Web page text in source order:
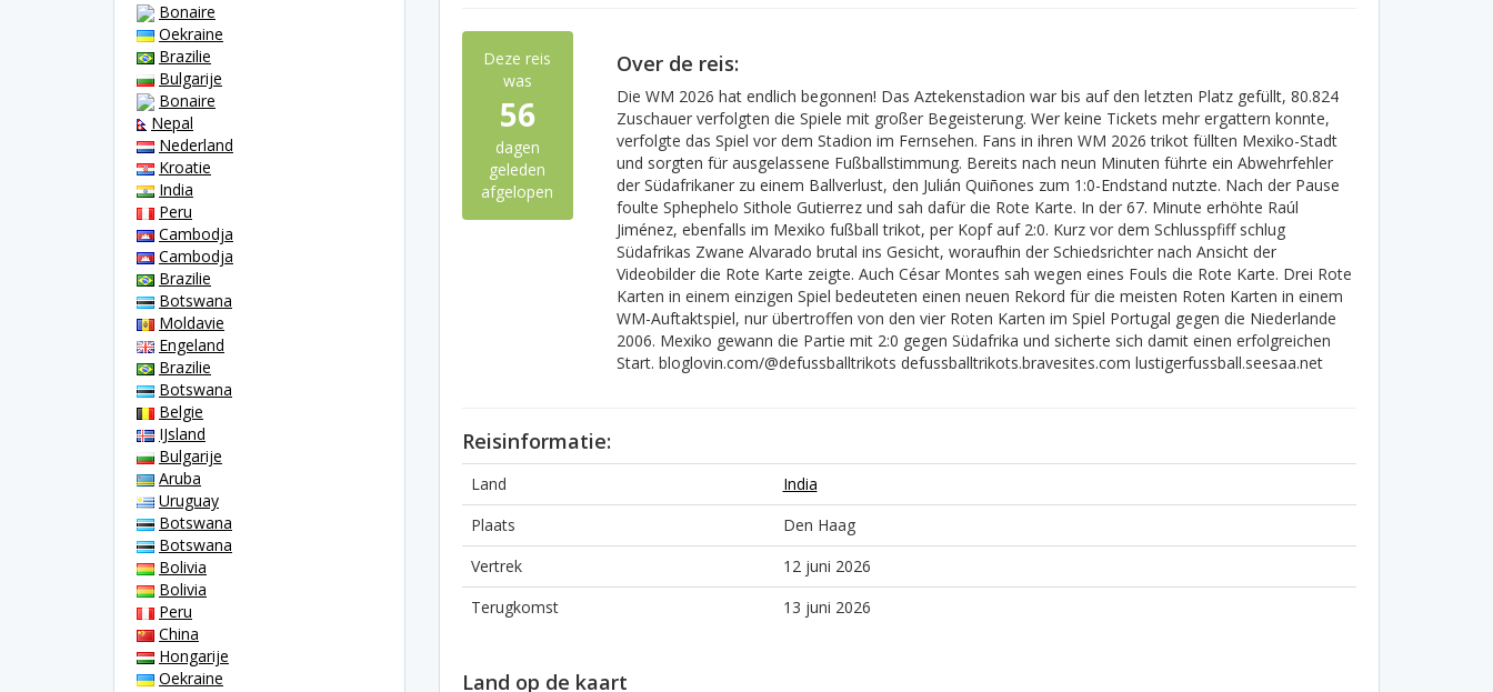
Bonaire
Oekraine
Brazilie
Bulgarije
Bonaire
Nepal
Nederland
Kroatie
India
Peru
Cambodja
Cambodja
Brazilie
Botswana
Moldavie
Engeland
Brazilie
Botswana
Belgie
IJsland
Bulgarije
Aruba
Uruguay
Botswana
Botswana
Bolivia
Bolivia
Peru
China
Hongarije
Oekraine
Deze reis
was
56
dagen
geleden
afgelopen
Over de reis:
Die WM 2026 hat endlich begonnen! Das Aztekenstadion war bis auf den letzten Platz gefüllt, 80.824
Zuschauer verfolgten die Spiele mit großer Begeisterung. Wer keine Tickets mehr ergattern konnte,
verfolgte das Spiel vor dem Stadion im Fernsehen. Fans in ihren WM 2026 trikot füllten Mexiko-Stadt
und sorgten für ausgelassene Fußballstimmung. Bereits nach neun Minuten führte ein Abwehrfehler
der Südafrikaner zu einem Ballverlust, den Julián Quiñones zum 1:0-Endstand nutzte. Nach der Pause
foulte Sphephelo Sithole Gutierrez und sah dafür die Rote Karte. In der 67. Minute erhöhte Raúl
Jiménez, ebenfalls im Mexiko fußball trikot, per Kopf auf 2:0. Kurz vor dem Schlusspfiff schlug
Südafrikas Zwane Alvarado brutal ins Gesicht, woraufhin der Schiedsrichter nach Ansicht der
Videobilder die Rote Karte zeigte. Auch César Montes sah wegen eines Fouls die Rote Karte. Drei Rote
Karten in einem einzigen Spiel bedeuteten einen neuen Rekord für die meisten Roten Karten in einem
WM-Auftaktspiel, nur übertroffen von den vier Roten Karten im Spiel Portugal gegen die Niederlande
2006. Mexiko gewann die Partie mit 2:0 gegen Südafrika und sicherte sich damit einen erfolgreichen
Start. bloglovin.com/@defussballtrikots defussballtrikots.bravesites.com lustigerfussball.seesaa.net
Reisinformatie:
Land
India
Plaats
Den Haag
Vertrek
12 juni 2026
Terugkomst
13 juni 2026
Land op de kaart